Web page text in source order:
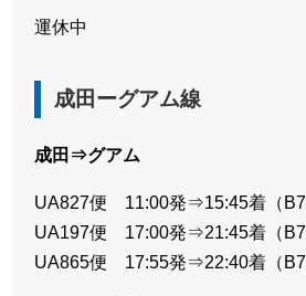
運休中
成田ーグアム線
成田⇒グアム
UA827便 11:00発⇒15:45着（
UA197便 17:00発⇒21:45着（
UA865便 17:55発⇒22:40着（